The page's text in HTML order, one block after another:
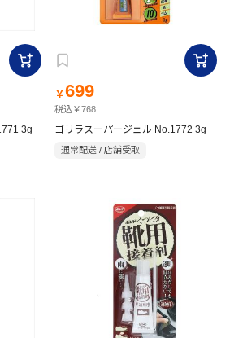
3g
￥699
税込￥768
ゴリラスーパージェル No.1772 3g
通常配送 / 店舗受取